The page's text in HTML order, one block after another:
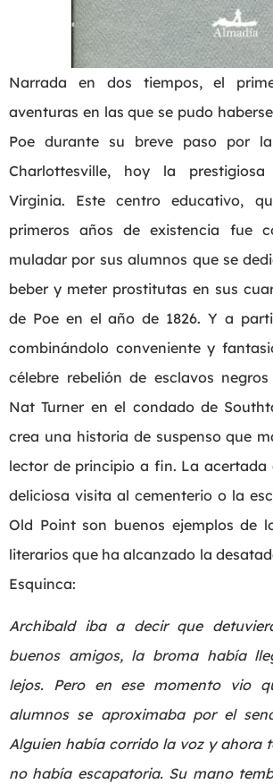
Narrada en dos tiempos, el
aventuras en las que se pudo
Poe durante su breve paso por
Charlottesville, hoy la
Virginia. Este centro educativo,
primeros años de existencia fue
muladar por sus alumnos que se
beber y meter prostitutas en sus
de Poe en el año de 1826. Y a
combinándolo conveniente y
célebre rebelión de esclavos
Nat Turner en el condado de
crea una historia de suspenso que
lector de principio a fin. La acertada
deliciosa visita al cementerio o la
Old Point son buenos ejemplos de
literarios que ha alcanzado la
Esquinca:
Archibald iba a decir que
buenos amigos, la broma había
lejos. Pero en ese momento vio
alumnos se aproximaba por el
Alguien había corrido la voz y ahora
no había escapatoria. Su mano